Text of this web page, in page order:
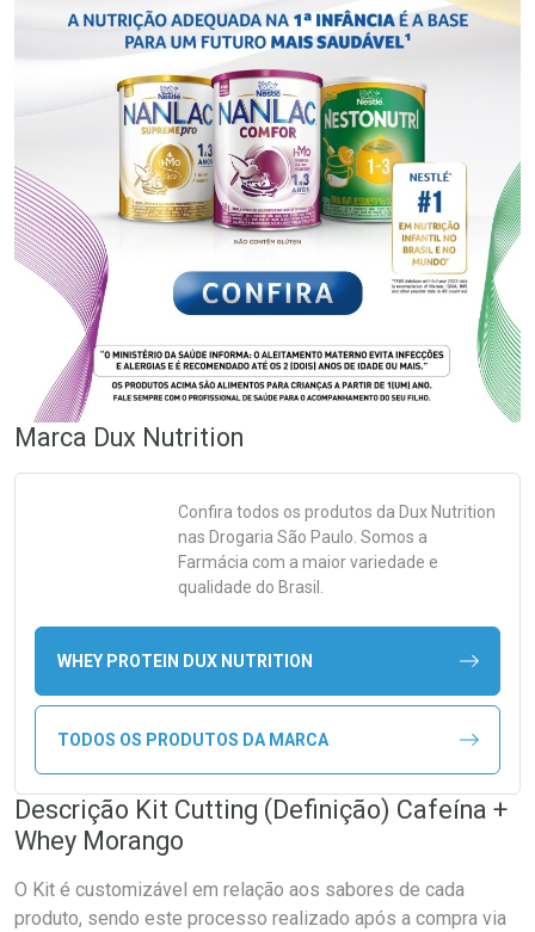
Marca Dux Nutrition
Confira todos os produtos da Dux Nutrition
nas Drogaria São Paulo. Somos a
Farmácia com a maior variedade e
qualidade do Brasil.
WHEY PROTEIN DUX NUTRITION
TODOS OS PRODUTOS DA MARCA
Descrição Kit Cutting (Definição) Cafeína +
Whey Morango
O Kit é customizável em relação aos sabores de cada
produto, sendo este processo realizado após a compra via